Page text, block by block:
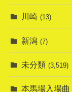
川崎 (13)
新潟 (7)
未分類 (3,519)
本馬場入場曲